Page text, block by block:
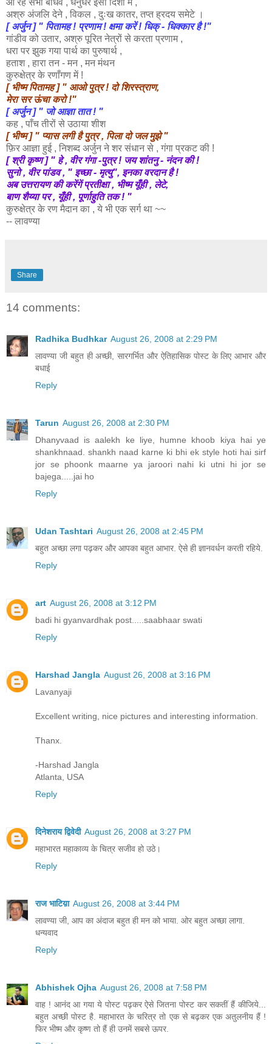
अश्रु अंजलि देने , विकल , दुःख कातर, तप्त ह्रदय समेटे ।
[ अर्जुन ] " पितामह ! प्रणाम ! क्षमा करें ! धिक् - धिक्कार है !"
गांडीव को उतार, अश्रु पूरित नेत्रों से करता प्रणाम ,
धरा पर झुक गया पार्थ का पुरुषार्थ ,
हताश , हारा तन - मन , मन मंथन
कुरुक्षेत्र के रणाँगण में !
[ भीष्म पितामह ] " आओ पुत्र ! दो शिरस्त्राण,
मेरा सर ऊंचा करो !"
[ अर्जुन ] " जो आज्ञा तात ! "
कह , पाँच तीरों से उठाया शीश
[ भीष्म ] " प्यास लगी है पुत्र , पिला दो जल मुझे "
फ़िर आज्ञा हुई , निशब्द अर्जुन ने शर संधान से , गंगा प्रकट की !
[ श्री कृष्ण ] " हे , वीर गंगा -पुत्र ! जय शांतनु - नंदन की !
सुनो , वीर पांडव , " इच्छा - मृत्यु", इनका वरदान है !
अब उत्तरायण की करेंगें प्रतीक्षा , भीष्म यूँही , लेटे,
बाण शैय्या पर , यूँही , पूर्णाहुति तक ! "
कुरुक्षेत्र के रण मैदान का , ये भी एक सर्ग था ~~
-- लावण्या
Share
14 comments:
Radhika Budhkar August 26, 2008 at 2:29 PM
लावण्या जी बहुत ही अच्छी, सारगर्भित और ऐतिहासिक पोस्ट के लिए आभार और
बधाई
Reply
Tarun August 26, 2008 at 2:30 PM
Dhanyvaad is aalekh ke liye, humne khoob kiya hai ye
shankhnaad. shankh naad karne ki bhi ek style hoti hai sirf
jor se phoonk maarne ya jaroori nahi ki utni hi jor se
bajega.....jai ho
Reply
Udan Tashtari August 26, 2008 at 2:45 PM
बहुत अच्छा लगा पढ़कर और आपका बहुत आभार. ऐसे ही ज्ञानवर्धन करती रहिये.
Reply
art August 26, 2008 at 3:12 PM
badi hi gyanvardhak post.....saabhaar swati
Reply
Harshad Jangla August 26, 2008 at 3:16 PM
Lavanyaji
Excellent writing, nice pictures and interesting information.
Thanx.
-Harshad Jangla
Atlanta, USA
Reply
दिनेशराय द्विवेदी August 26, 2008 at 3:27 PM
महाभारत महाकाव्य के चित्र सजीव हो उठे।
Reply
राज भाटिय़ा August 26, 2008 at 3:44 PM
लावण्या जी, आप का अंदाज बहुत ही मन को भाया. ओर बहुत अच्छा लागा.
धन्यवाद
Reply
Abhishek Ojha August 26, 2008 at 7:58 PM
वाह ! आनंद आ गया ये पोस्ट पढ़कर ऐसे जितना पोस्ट कर सकतीं हैं कीजिये...
बहुत अच्छी पोस्ट है. महाभारत के चरित्र तो एक से बढ़कर एक अतुलनीय हैं !
फिर भीष्म और कृष्ण तो हैं ही उनमें सबसे ऊपर.